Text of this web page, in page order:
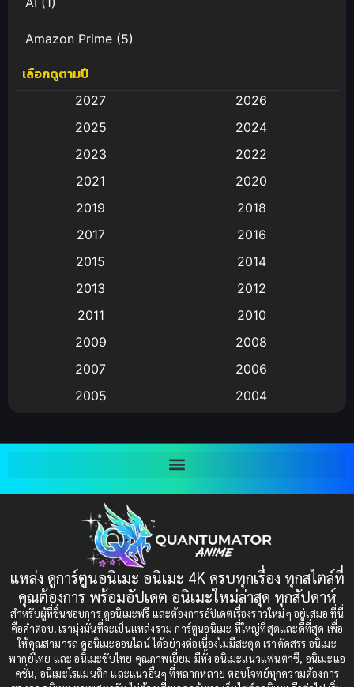
Amazon Prime (5)
Anal (ประตูหลัง)
Animation การ์ตูน
Animation อนิเมะ
Animation แอนิเมชัน
(9)
Big tits (นมใหญ่)
Bitch (ผู้หญิงร่าน)
Bondage (ทาส)(1)
(1)
Censored (เซ็นเซอร์)(19)
Comedy (ตลก)(235)
Comedy (ตลก)(85)
เลือกดูตามปี
2027
2026
2025
2024
2023
2022
2021
2020
2019
2018
2017
2016
2015
2014
2013
2012
2011
2010
2009
2008
2007
2006
2005
2004
2001
2000
1997
1993
1991
1989
1988
1987
1985
1984
1983
1982
1981
แหล่ง ดูการ์ตูนอนิเมะ อนิเมะ 4K ครบทุกเรื่อง ทุกสไตล์ที่
คุณต้องการ พร้อมอัปเดต อนิเมะใหม่ล่าสุด ทุกสัปดาห์
สำหรับผู้ที่ชื่นชอบการ ดูอนิเมะฟรี และต้องการอัปเดตเรื่องราวใหม่ๆ อยู่เสมอ ที่นี่
คือคำตอบ! เรามุ่งมั่นที่จะเป็นแหล่งรวม การ์ตูนอนิเมะ ที่ใหญ่ที่สุดและดีที่สุด เพื่อ
ให้คุณสามารถ ดูอนิเมะออนไลน์ ได้อย่างต่อเนื่องไม่มีสะดุด เราคัดสรร อนิเมะ
พากย์ไทย และ อนิเมะซับไทย คุณภาพเยี่ยม มีทั้ง อนิเมะแนวแฟนตาซี, อนิเมะแอ
คชั่น, อนิเมะโรแมนติก และแนวอื่นๆ ที่หลากหลาย ตอบโจทย์ทุกความต้องการ